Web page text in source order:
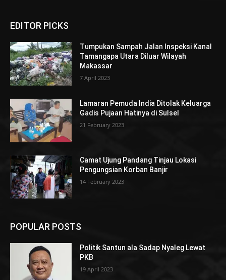
EDITOR PICKS
Tumpukan Sampah Jalan Inspeksi Kanal
Tamangapa Utara Diluar Wilayah
Makassar
7 April 2023
Lamaran Pemuda India Ditolak Keluarga
Gadis Pujaan Hatinya di Sulsel
21 February 2023
Camat Ujung Pandang Tinjau Lokasi
Pengungsian Korban Banjir
14 February 2023
POPULAR POSTS
Politik Santun ala Sadap Nyaleg Lewat
PKB
19 April 2023